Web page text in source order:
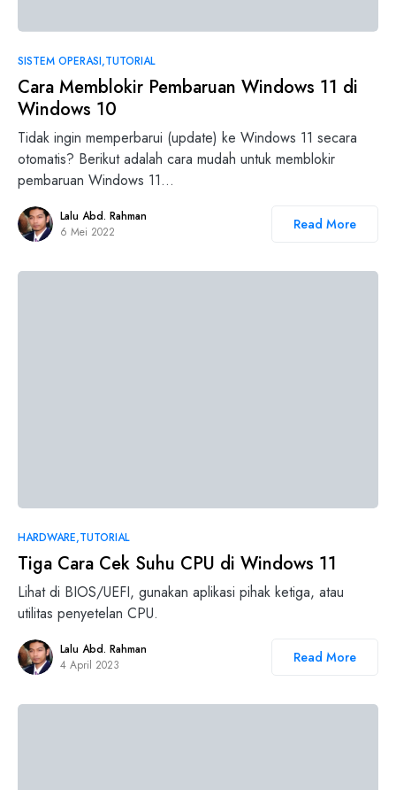
SISTEM OPERASI TUTORIAL
Cara Memblokir Pembaruan Windows 11 di
Windows 10
Tidak ingin memperbarui (update) ke Windows 11 secara
otomatis? Berikut adalah cara mudah untuk memblokir
pembaruan Windows 11…
Lalu Abd. Rahman
6 Mei 2022
Read More
HARDWARE TUTORIAL
Tiga Cara Cek Suhu CPU di Windows 11
Lihat di BIOS/UEFI, gunakan aplikasi pihak ketiga, atau
utilitas penyetelan CPU.
Lalu Abd. Rahman
4 April 2023
Read More